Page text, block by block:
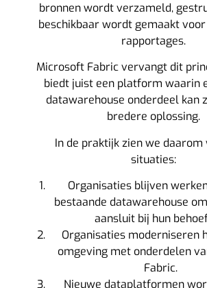
bronnen wordt verzameld,
beschikbaar wordt gemaakt
rapportages.
Microsoft Fabric vervangt dit
biedt juist een platform waarin
datawarehouse onderdeel kan
bredere oplossing.
In de praktijk zien we daarom
situaties:
Organisaties blijven
bestaande datawarehouse
aansluit bij hun
Organisaties moderniseren
omgeving met onderdelen
Fabric.
Nieuwe dataplatformen